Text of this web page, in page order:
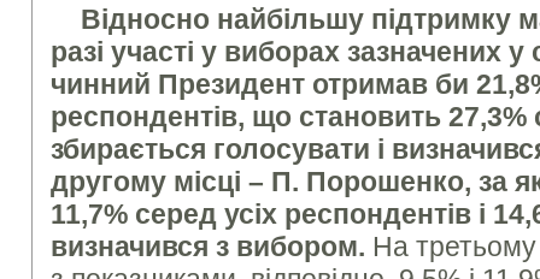
Відносно найбільшу підтримку
разі участі у виборах зазначених
чинний Президент отримав би
респондентів, що становить 27,3%
збирається голосувати і
другому місці – П. Порошенко, за
11,7% серед усіх респондентів і
визначився з вибором. На